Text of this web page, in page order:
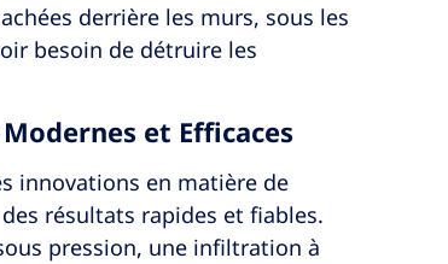
derrière les murs, sous les
besoin de détruire les
et Efficaces
innovations en matière de
résultats rapides et fiables.
pression, une infiltration à